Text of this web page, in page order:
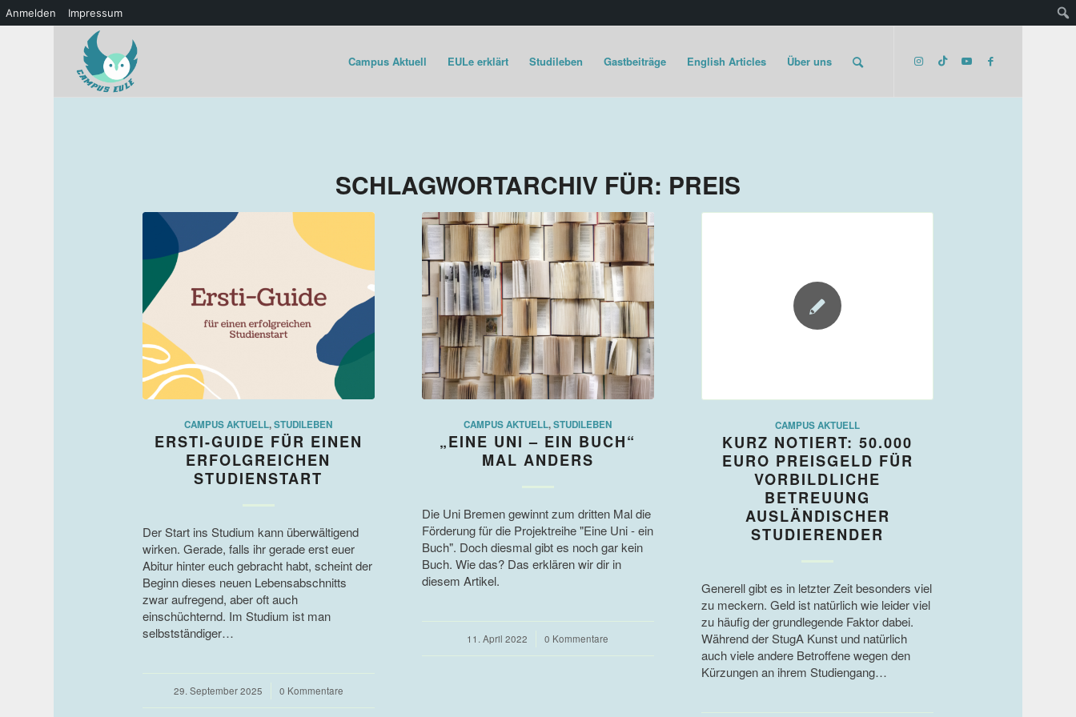
Anmelden Impressum
Campus Aktuell EULe erklärt Studileben Gastbeiträge English Articles Über uns
SCHLAGWORTARCHIV FÜR: PREIS
CAMPUS AKTUELL,STUDILEBEN
ERSTI-GUIDE FÜR EINEN
ERFOLGREICHEN
STUDIENSTART
Der Start ins Studium kann überwältigend
wirken. Gerade, falls ihr gerade erst euer
Abitur hinter euch gebracht habt, scheint der
Beginn dieses neuen Lebensabschnitts
zwar aufregend, aber oft auch
einschüchternd. Im Studium ist man
selbstständiger…
29. September 2025
/ 0 Kommentare
CAMPUS AKTUELL,STUDILEBEN
„EINE UNI – EIN BUCH“
MAL ANDERS
Die Uni Bremen gewinnt zum dritten Mal die
Förderung für die Projektreihe "Eine Uni - ein
Buch". Doch diesmal gibt es noch gar kein
Buch. Wie das? Das erklären wir dir in
diesem Artikel.
11. April 2022
/ 0 Kommentare
CAMPUS AKTUELL
KURZ NOTIERT: 50.000
EURO PREISGELD FÜR
VORBILDLICHE
BETREUUNG
AUSLÄNDISCHER
STUDIERENDER
Generell gibt es in letzter Zeit besonders viel
zu meckern. Geld ist natürlich wie leider viel
zu häufig der grundlegende Faktor dabei.
Während der StugA Kunst und natürlich
auch viele andere Betroffene wegen den
Kürzungen an ihrem Studiengang…